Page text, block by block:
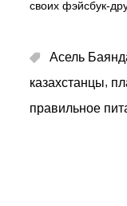
своих фэйсбук-
Асель
казахстанцы,
правильное